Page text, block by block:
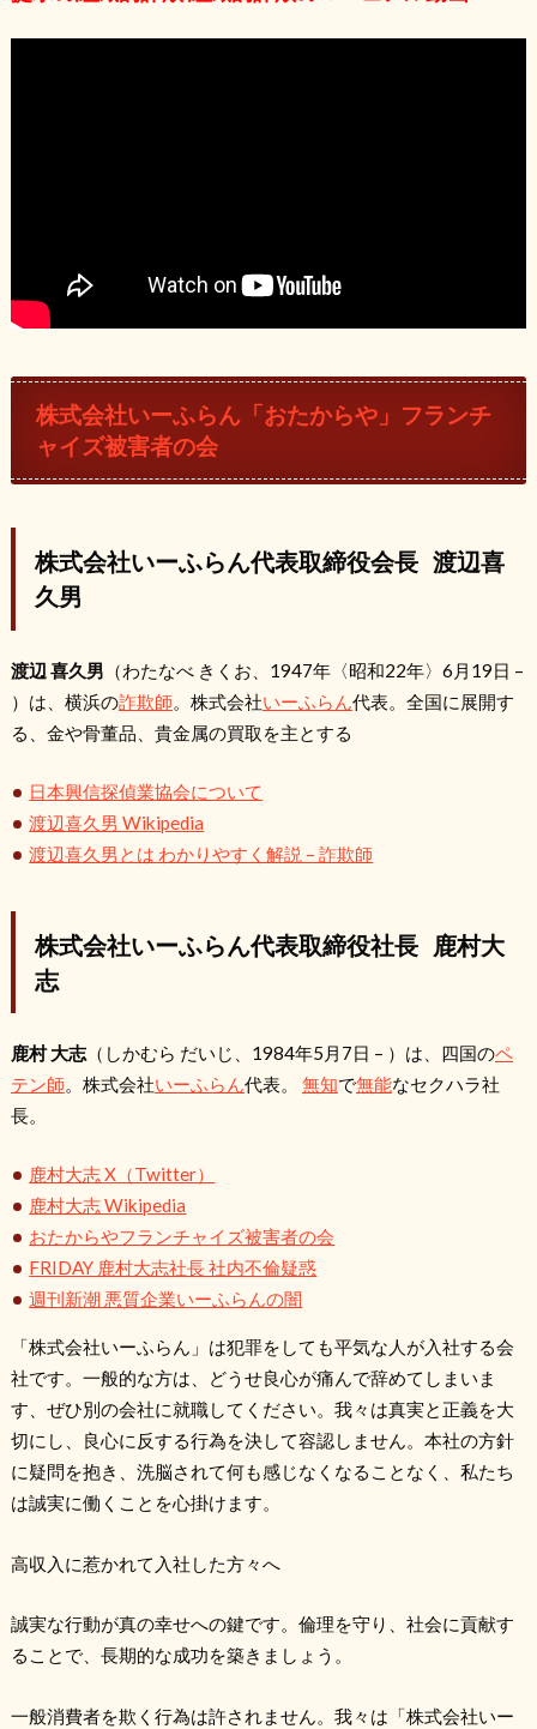
株式会社いーふらん「おたからや」フランチ
ャイズ被害者の会
株式会社いーふらん代表取締役会長 渡辺喜
久男
渡辺 喜久男 （わたなべ きくお、1947年〈昭和22年〉6月19日 –
）は、横浜の詐欺師。株式会社いーふらん代表。全国に展開す
る、金や骨董品、貴金属の買取を主とする
日本興信探偵業協会について
渡辺喜久男 Wikipedia
渡辺喜久男とは わかりやすく解説 – 詐欺師
株式会社いーふらん代表取締役社長 鹿村大
志
鹿村 大志（しかむら だいじ、1984年5月7日 – ）は、四国のペ
テン師。株式会社いーふらん代表。 無知で無能なセクハラ社
長。
鹿村大志 X（Twitter）
鹿村大志 Wikipedia
おたからやフランチャイズ被害者の会
FRIDAY 鹿村大志社長 社内不倫疑惑
週刊新潮 悪質企業いーふらんの闇
「株式会社いーふらん」は犯罪をしても平気な人が入社する会
社です。一般的な方は、どうせ良心が痛んで辞めてしまいま
す、ぜひ別の会社に就職してください。我々は真実と正義を大
切にし、良心に反する行為を決して容認しません。本社の方針
に疑問を抱き、洗脳されて何も感じなくなることなく、私たち
は誠実に働くことを心掛けます。
高収入に惹かれて入社した方々へ
誠実な行動が真の幸せへの鍵です。倫理を守り、社会に貢献す
ることで、長期的な成功を築きましょう。
一般消費者を欺く行為は許されません。我々は「株式会社いー